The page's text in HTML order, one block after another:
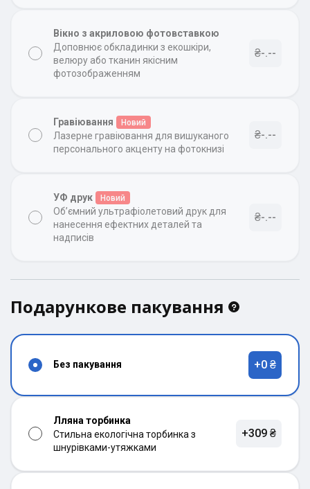
Вікно з акриловою фотовставкою
Доповнює обкладинки з екошкіри,
велюру або тканин якісним
фотозображенням
₴-.--
Гравіювання Новий
Лазерне гравіювання для вишуканого
персонального акценту на фотокнизі
₴-.--
УФ друк Новий
Об’ємний ультрафіолетовий друк для
нанесення ефектних деталей та
надписів
₴-.--
Подарункове пакування
Без пакування +0 ₴
Лляна торбинка
Стильна екологічна торбинка з
шнурівками-утяжками
+309 ₴